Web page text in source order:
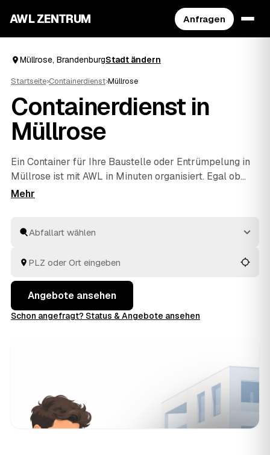
AWL ZENTRUM Anfragen
Müllrose, BrandenburgStadt ändern
Startseite›Containerdienst›Müllrose
Containerdienst in
Müllrose
Ein Container für Ihre Baustelle oder Entrümpelung in
Müllrose ist mit AWL in Minuten organisiert. Egal ob
Bauschutt, Grünschnitt, Sperrmüll oder Mischabfall –
und wieder abgeholt wird vom Anbieter, Sie müssen
geprüfte Angebote, Ihre Entscheidung.
Angebote ansehen
Schon angefragt? Status & Angebote ansehen